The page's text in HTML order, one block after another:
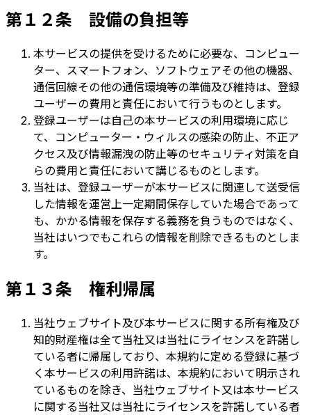
第１２条 設備の負担等
本サービスの提供を受けるために必要な、コンピュー
ター、スマートフォン、ソフトウェアその他の機器、
通信回線その他の通信環境等の準備及び維持は、登録
ユーザーの費用と責任において行うものとします。
登録ユーザーは自己の本サービスの利用環境に応じ
て、コンピューター・ウィルスの感染の防止、不正ア
クセス及び情報漏洩の防止等のセキュリティ対策を自
らの費用と責任において講じるものとします。
当社は、登録ユーザーが本サービスに関連して送受信
した情報を運営上一定期間保存していた場合であって
も、かかる情報を保存する義務を負うものではなく、
当社はいつでもこれらの情報を削除できるものとしま
す。
第１３条 権利帰属
当社ウェブサイト及び本サービスに関する所有権及び
知的財産権は全て当社又は当社にライセンスを許諾し
ている者に帰属しており、本規約に定める登録に基づ
く本サービスの利用許諾は、本規約において明示され
ているものを除き、当社ウェブサイト又は本サービス
に関する当社又は当社にライセンスを許諾している者